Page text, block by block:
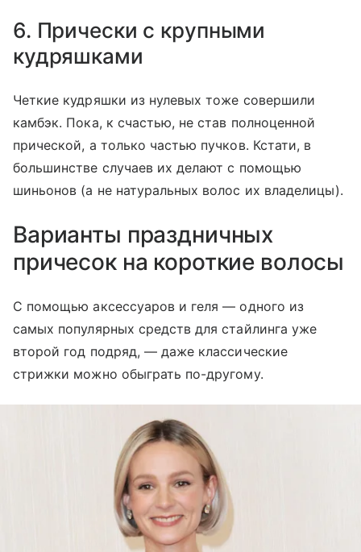
6. Прически с крупными
кудряшками
Четкие кудряшки из нулевых тоже совершили
камбэк. Пока, к счастью, не став полноценной
прической, а только частью пучков. Кстати, в
большинстве случаев их делают с помощью
шиньонов (а не натуральных волос их владелицы).
Варианты праздничных
причесок на короткие волосы
С помощью аксессуаров и геля — одного из
самых популярных средств для стайлинга уже
второй год подряд, — даже классические
стрижки можно обыграть по-другому.